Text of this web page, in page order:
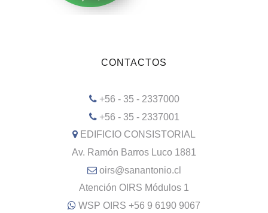
CONTACTOS
+56 - 35 - 2337000
+56 - 35 - 2337001
EDIFICIO CONSISTORIAL
Av. Ramón Barros Luco 1881
oirs@sanantonio.cl
Atención OIRS Módulos 1
WSP OIRS +56 9 6190 9067